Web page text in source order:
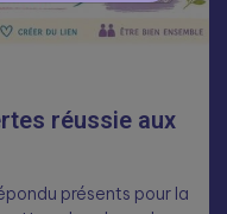
réussie aux
présents pour la